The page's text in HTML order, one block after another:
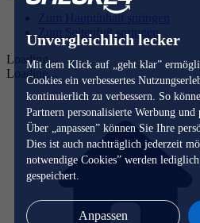
Unvergleichlich lecker
Mit dem Klick auf „geht klar”
Cookies ein verbessertes
kontinuierlich zu verbessern. So
Partnern personalisierte Werbung und
Über „anpassen” können Sie Ihre
Dies ist auch nachträglich jederzeit
notwendige Cookies” werden
gespeichert.
Anpassen
Zum Hauptinhalt springen
Zum Seitenfuß springen
Loading...
Loading...